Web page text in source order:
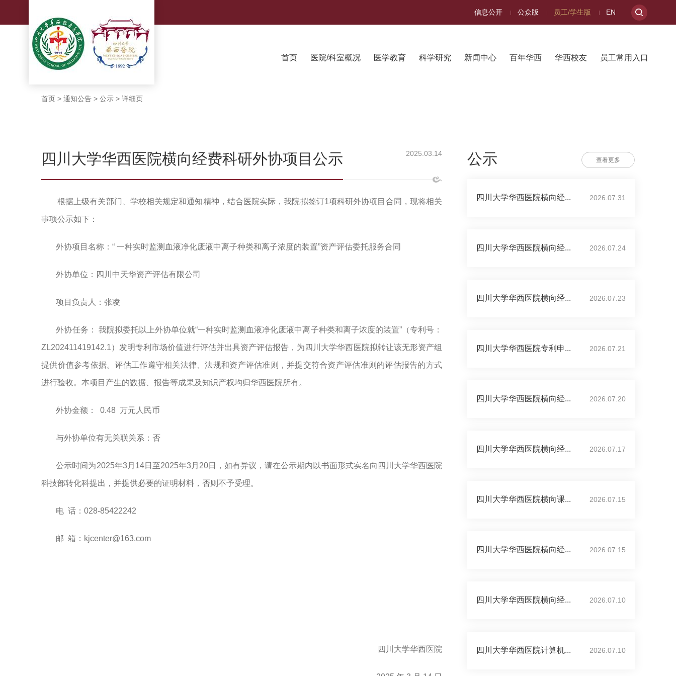
信息公开 公众版 员工/学生版 EN
首页 医院/科室概况 医学教育 科学研究 新闻中心 百年华西 华西校友 员工常用入口
首页 > 通知公告 > 公示 > 详细页
四川大学华西医院横向经费科研外协项目公示 2025.03.14
根据上级有关部门、学校相关规定和通知精神，结合医院实际，我院拟签订1项科研外协项目合同，现将相关
事项公示如下：
外协项目名称：“ 一种实时监测血液净化废液中离子种类和离子浓度的装置”资产评估委托服务合同
外协单位：四川中天华资产评估有限公司
项目负责人：张凌
外协任务： 我院拟委托以上外协单位就“一种实时监测血液净化废液中离子种类和离子浓度的装置”（专利号：
ZL202411419142.1） 发明专利市场价值进行评估并出具资产评估报告，为四川大学华西医院拟转让该无形资产组
提供价值参考依据。评估工作遵守相关法律、法规和资产评估准则，并提交符合资产评估准则的评估报告的方式
进行验收。本项目产生的数据、报告等成果及知识产权均归华西医院所有。
外协金额：0.48 万元人民币
与外协单位有无关联关系：否
公示时间为2025年3月14日至2025年3月 20日 ，如有异议，请在公示期内以书面形式实名向四川大学华西医院
科技部转化科提出，并提供必要的证明材料，否则不予受理。
电 话：028-85422242
邮 箱： kjcenter@163.com
四川大学华西医院
公示 查看更多
四川大学华西医院横向经... 2026.07.31
四川大学华西医院横向经... 2026.07.24
四川大学华西医院横向经... 2026.07.23
四川大学华西医院专利申... 2026.07.21
四川大学华西医院横向经... 2026.07.20
四川大学华西医院横向经... 2026.07.17
四川大学华西医院横向课... 2026.07.15
四川大学华西医院横向经... 2026.07.15
四川大学华西医院横向经... 2026.07.10
四川大学华西医院计算机... 2026.07.10